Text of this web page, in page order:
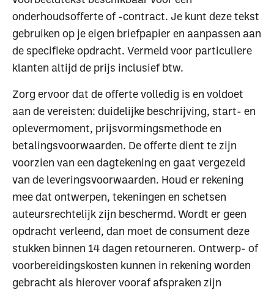
onderhoudsofferte of -contract. Je kunt deze tekst
gebruiken op je eigen briefpapier en aanpassen aan
de specifieke opdracht. Vermeld voor particuliere
klanten altijd de prijs inclusief btw.
Zorg ervoor dat de offerte volledig is en voldoet
aan de vereisten: duidelijke beschrijving, start- en
oplevermoment, prijsvormingsmethode en
betalingsvoorwaarden. De offerte dient te zijn
voorzien van een dagtekening en gaat vergezeld
van de leveringsvoorwaarden. Houd er rekening
mee dat ontwerpen, tekeningen en schetsen
auteursrechtelijk zijn beschermd. Wordt er geen
opdracht verleend, dan moet de consument deze
stukken binnen 14 dagen retourneren. Ontwerp- of
voorbereidingskosten kunnen in rekening worden
gebracht als hierover vooraf afspraken zijn